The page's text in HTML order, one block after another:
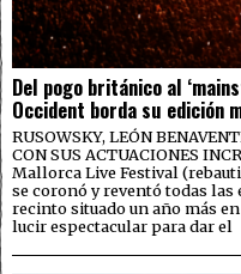
Del pogo británico al
Occident borda su edición
RUSOWSKY, LEÓN
CON SUS ACTUACIONES
Mallorca Live Festival
se coronó y reventó todas
recinto situado un año más
lucir espectacular para dar el